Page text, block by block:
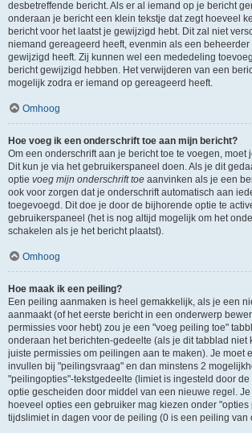
desbetreffende bericht. Als er al iemand op je bericht
onderaan je bericht een klein tekstje dat zegt hoeveel
bericht voor het laatst je gewijzigd hebt. Dit zal niet
niemand gereageerd heeft, evenmin als een
gewijzigd heeft. Zij kunnen wel een mededeling
bericht gewijzigd hebben. Het verwijderen van een
mogelijk zodra er iemand op gereageerd heeft.
Omhoog
Hoe voeg ik een onderschrift toe aan mijn bericht?
Om een onderschrift aan je bericht toe te voegen, moet
Dit kun je via het gebruikerspaneel doen. Als je dit
optie voeg mijn onderschrift toe aanvinken als je een
ook voor zorgen dat je onderschrift automatisch aan
toegevoegd. Dit doe je door de bijhorende optie te
gebruikerspaneel (het is nog altijd mogelijk om het
schakelen als je het bericht plaatst).
Omhoog
Hoe maak ik een peiling?
Een peiling aanmaken is heel gemakkelijk, als je een
aanmaakt (of het eerste bericht in een onderwerp
permissies voor hebt) zou je een "voeg peiling toe"
onderaan het berichten-gedeelte (als je dit tabblad niet
juiste permissies om peilingen aan te maken). Je moet
invullen bij "peilingsvraag" en dan minstens 2
"peilingopties"-tekstgedeelte (limiet is ingesteld door
optie gescheiden door middel van een nieuwe regel.
hoeveel opties een gebruiker mag kiezen onder
tijdslimiet in dagen voor de peiling (0 is een peiling van